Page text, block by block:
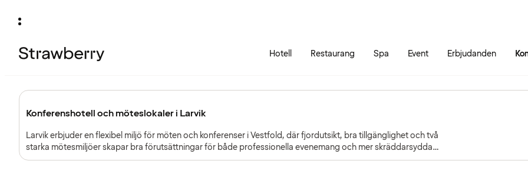
Hotell Restaurang Spa Event Erbjudanden
Konferenshotell och möteslokaler i Larvik
Larvik erbjuder en flexibel miljö för möten och konferenser i Vestfold, där fjordutsikt, bra tillgänglighet och två
starka mötesmiljöer skapar bra förutsättningar för både professionella evenemang och mer skräddarsydda
upplägg.